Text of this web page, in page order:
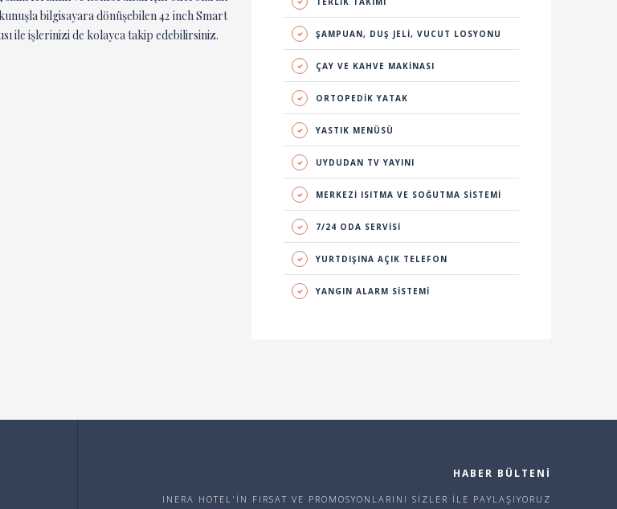
bilgisayara dönüşebilen 42 inch Smart
ile işlerinizi de kolayca takip edebilirsiniz.
ŞAMPUAN, DUŞ JELİ, VUCUT LOSYONU
ÇAY VE KAHVE MAKİNASI
ORTOPEDİK YATAK
YASTIK MENÜSÜ
UYDUDAN TV YAYINI
MERKEZİ ISITMA VE SOĞUTMA SİSTEMİ
7/24 ODA SERVİSİ
YURTDIŞINA AÇIK TELEFON
YANGIN ALARM SİSTEMİ
HABER BÜLTENİ
INERA HOTEL'İN FIRSAT VE PROMOSYONLARINI SİZLER İLE PAYLAŞIYORUZ